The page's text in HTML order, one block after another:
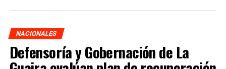
NACIONALES
Defensoría y Gobernación de La